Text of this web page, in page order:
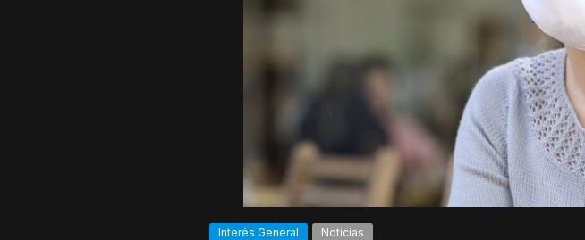
Interés General Noticias